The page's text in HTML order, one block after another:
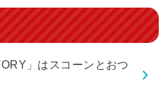
」はスコーンとおつ